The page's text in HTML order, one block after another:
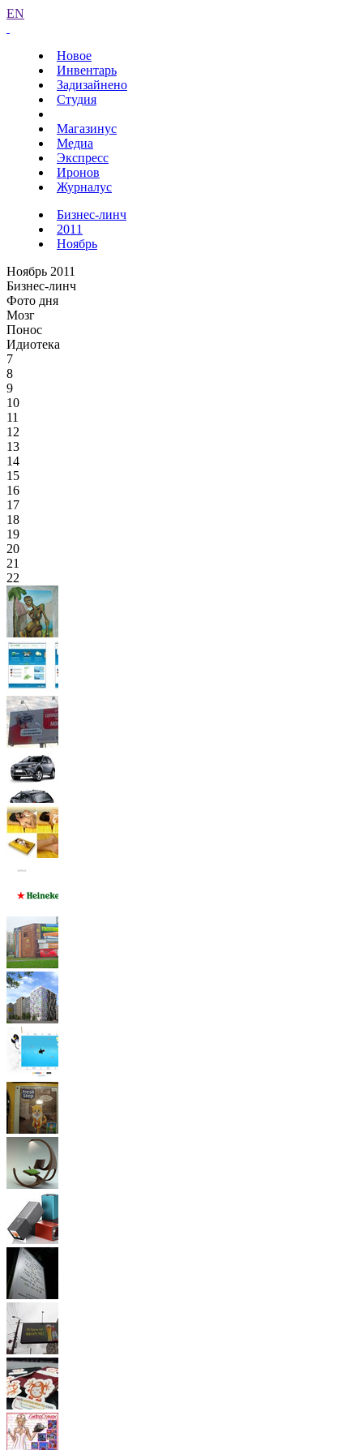
EN
Новое
Инвентарь
Задизайнено
Студия
Магазинус
Медиа
Экспресс
Иронов
Журналус
Бизнес-линч
2011
Ноябрь
Ноябрь 2011
Бизнес-линч
Фото дня
Мозг
Понос
Идиотека
7
8
9
10
11
12
13
14
15
16
17
18
19
20
21
22